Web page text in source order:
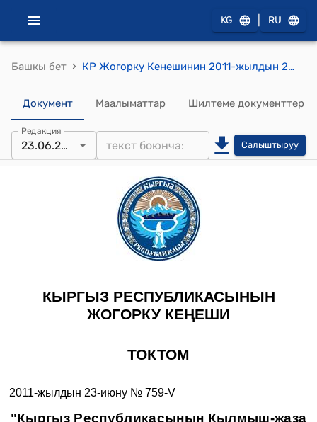
KG RU
Башкы бет › КР Жогорку Кенешинин 2011-жылдын 23-июнундагы № 759-V "Кыргыз Республикасынын Кылмыш-жаза кодексине өзгөртүү киргизүү жөнүндө" Кыргыз Республикасынын Мыйзамынын долбоорун экинчи окууда кабыл алуу тууралуу" токтому
Документ Маалыматтар Шилтеме документтер
Редакция
23.06.2011 Салыштыруу